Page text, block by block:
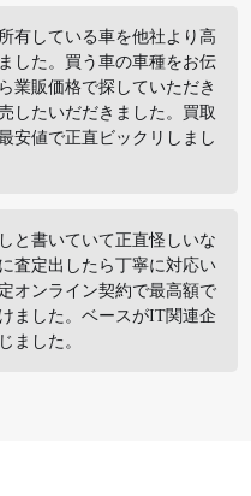
有している車を他社より高
した。買う車の車種をお伝
業販価格で探していただき
したいだだきました。買取
安値で正直ビックリしまし
と書いていて正直怪しいな
査定出したら丁寧に対応い
オンライン契約で最高額で
ました。ベースがIT関連企
ました。